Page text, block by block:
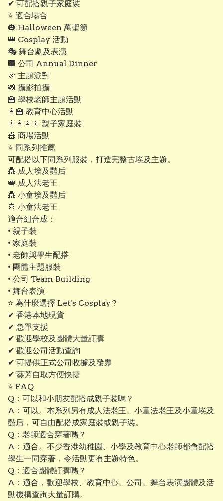
✔ 可配搭親子家庭裝
⭐ 適合場合
🎃 Halloween 萬聖節
👑 Cosplay 活動
🎭 舞台劇及表演
🏢 公司 Annual Dinner
🎉 主題派對
📸 攝影拍攝
🏫 學校老師主題活動
👩‍🏫 教育中心活動
👨‍👩‍👧‍👦 親子家庭裝
🎪 商場活動
⭐ 同系列推薦
可配搭以下同系列服裝，打造完整古埃及主題。
👸 成人埃及豔后
👑 成人法老王
👸 小童埃及豔后
🤴 小童法老王
適合組合成：
• 親子裝
• 家庭裝
• 老師與學生配搭
• 團體主題服裝
• 公司 Team Building
• 舞台表演
⭐ 為什麼選擇 Let's Cosplay？
✔ 香港本地現貨
✔ 急單支援
✔ 歡迎學校及團體大量訂購
✔ 歡迎公司活動查詢
✔ 可提供正式公司收據及發票
✔ 葵芳自取方便快捷
⭐ FAQ
Q：可以和小朋友配搭成親子裝嗎？
A：可以。本系列另有成人法老王、小童法老王及小童埃及
豔后，可自由配搭成家庭裝或親子裝。
Q：老師適合穿著嗎？
A：適合。不少香港幼稚園、小學及教育中心老師都會配搭
學生一同穿著，令活動更有主題特色。
Q：適合團體訂購嗎？
A：適合，歡迎學校、教育中心、公司、舞台表演團體及活
動機構查詢大量訂購。